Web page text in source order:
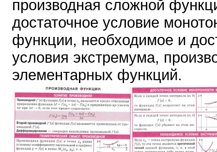
производная сложной
достаточное условие
функции, необходимое и
условия экстремума,
элементарных функций.